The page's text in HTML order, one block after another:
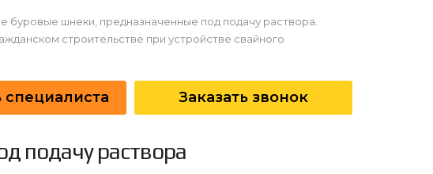
шнеки, предназначенные под подачу раствора.
строительстве при устройстве свайного
специалиста Заказать звонок
подачу раствора